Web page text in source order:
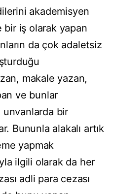
akademisyen
iş olarak yapan
da çok adaletsiz
makale yazan,
ve bunlar
bir
Bununla alakalı artık
yapmak
ilgili olarak da her
adli para cezası